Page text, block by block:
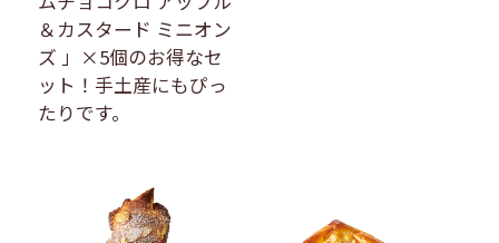
＆カスタード ミニオン
ズ 」×5個のお得なセ
ット！手土産にもぴっ
たりです。